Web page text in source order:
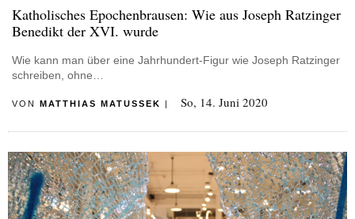
Katholisches Epochenbrausen: Wie aus Joseph Ratzinger
Benedikt der XVI. wurde
Wie kann man über eine Jahrhundert-Figur wie Joseph Ratzinger
schreiben, ohne…
VON MATTHIAS MATUSSEK | So, 14. Juni 2020